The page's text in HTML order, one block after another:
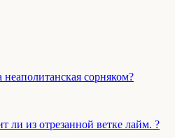
сорняком?
ли из отрезанной ветке лайм. ?